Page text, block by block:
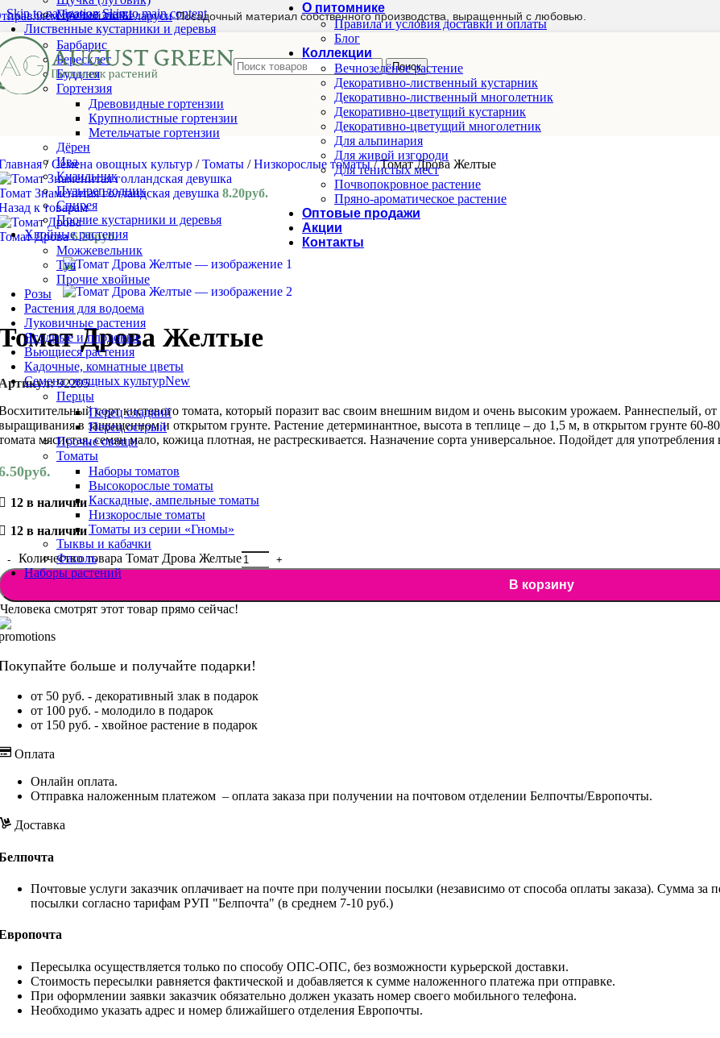
Skip to navigationSkip to main content
почтой по Беларуси Посадочный материал собственного производства, выращенный с любовью.
Поиск
Прочие злаки
Лиственные кустарники и деревья
Барбарис
Бересклет
Буддлея
Гортензия
Древовидные гортензии
Крупнолистные гортензии
Метельчатые гортензии
Дёрен
Ива
Кизильник
Пузыреплодник
Спирея
Прочие кустарники и деревья
Хвойные растения
Можжевельник
Туя
Прочие хвойные
Розы
Растения для водоема
Луковичные растения
Ягодные и плодовые
Вьющиеся растения
Кадочные, комнатные цветы
Семена овощных культурNew
Перцы
Перец сладкий
Перец острый
Прочие овощи
Томаты
Наборы томатов
Высокорослые томаты
Каскадные, ампельные томаты
Низкорослые томаты
Томаты из серии «Гномы»
Тыквы и кабачки
Фасоль
Наборы растений
О питомнике
Правила и условия доставки и оплаты
Блог
Коллекции
Вечнозелёное растение
Декоративно-лиственный кустарник
Декоративно-лиственный многолетник
Декоративно-цветущий кустарник
Декоративно-цветущий многолетник
Для альпинария
Для живой изгороди
Для тенистых мест
Почвопокровное растение
Пряно-ароматическое растение
Оптовые продажи
Акции
Контакты
/ Семена овощных культур / Томаты / Низкорослые томаты/ Томат Дрова Желтые
Знаменитая голландская девушка 8.20руб.
к товарам
Дрова6.20руб.
Дрова Желтые
92205
сорт кистевого томата, который поразит вас своим внешним видом и очень высоким урожаем. Раннеспелый, от
в защищенном и открытом грунте. Растение детерминантное, высота в теплице – до 1,5 м, в открытом грунте 60-
мясистая, семян мало, кожица плотная, не растрескивается. Назначение сорта универсальное. Подойдет для
руб.
12 в наличии
12 в наличии
Количество товара Томат Дрова Желтые
В корзину
Человека смотрят этот товар прямо сейчас!
больше и получайте подарки!
от 50 руб. - декоративный злак в подарок
от 100 руб. - молодило в подарок
от 150 руб. - хвойное растение в подарок
Оплата
Онлайн оплата.
Отправка наложенным платежом – оплата заказа при получении на почтовом отделении Белпочты/Европочты.
Доставка
Почтовые услуги заказчик оплачивает на почте при получении посылки (независимо от способа оплаты заказа). Сумма за
посылки согласно тарифам РУП "Белпочта" (в среднем 7-10 руб.)
Пересылка осуществляется только по способу ОПС-ОПС, без возможности курьерской доставки.
Стоимость пересылки равняется фактической и добавляется к сумме наложенного платежа при отправке.
При оформлении заявки заказчик обязательно должен указать номер своего мобильного телефона.
Необходимо указать адрес и номер ближайшего отделения Европочты.